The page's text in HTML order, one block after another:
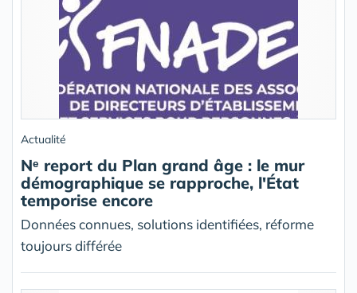
Actualité
Nᵉ report du Plan grand âge : le mur
démographique se rapproche, l'État
temporise encore
Données connues, solutions identifiées, réforme
toujours différée